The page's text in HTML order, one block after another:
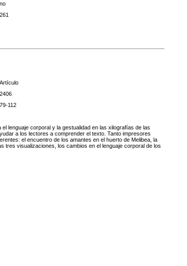
no
261
Artículo
2406
79-112
lenguaje corporal y la gestualidad en las xilografías de las
a los lectores a comprender el texto. Tanto impresores
el encuentro de los amantes en el huerto de Melibea, la
tres visualizaciones, los cambios en el lenguaje corporal de los